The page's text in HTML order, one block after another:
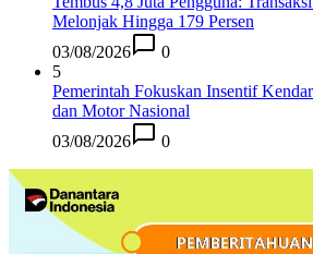
Melonjak Hingga 179 Persen
03/08/2026
0
5
Pemerintah Fokuskan Insentif
dan Motor Nasional
03/08/2026
0